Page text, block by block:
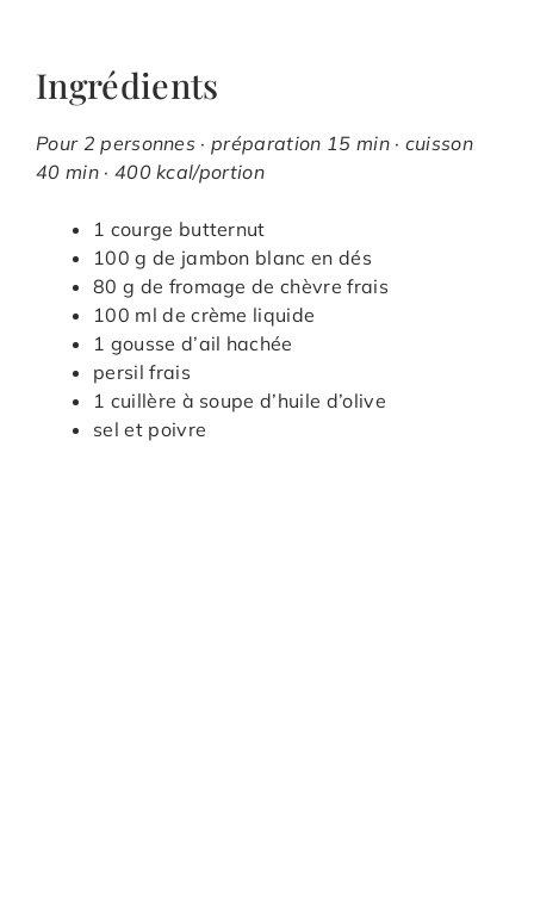
Ingrédients
Pour 2 personnes · préparation 15 min · cuisson
40 min · 400 kcal/portion
1 courge butternut
100 g de jambon blanc en dés
80 g de fromage de chèvre frais
100 ml de crème liquide
1 gousse d’ail hachée
persil frais
1 cuillère à soupe d’huile d’olive
sel et poivre